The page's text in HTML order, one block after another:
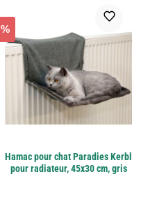
%
Hamac pour chat Paradies Kerbl
pour radiateur, 45x30 cm, gris